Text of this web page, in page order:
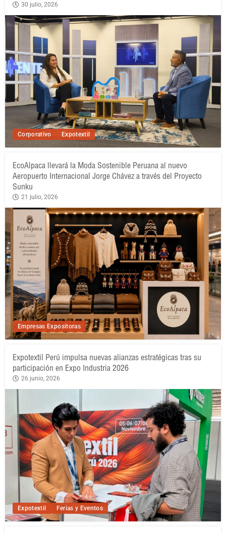
Corporativo Expotextil
30 julio, 2026
Empresas Expositoras
EcoAlpaca llevará la Moda Sostenible Peruana al nuevo
Aeropuerto Internacional Jorge Chávez a través del Proyecto
Sunku
21 julio, 2026
Expotextil Ferias y Eventos
Expotextil Perú impulsa nuevas alianzas estratégicas tras su
participación en Expo Industria 2026
26 junio, 2026